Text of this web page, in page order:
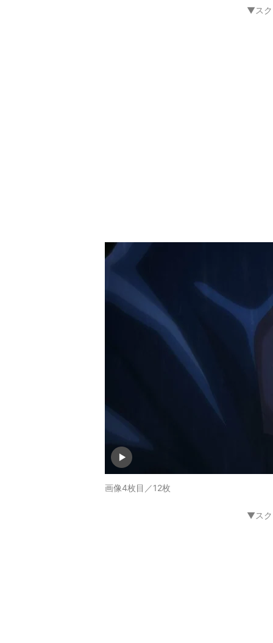
▼スク
画像4枚目／12枚
▼スク